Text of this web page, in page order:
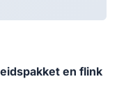
en flink